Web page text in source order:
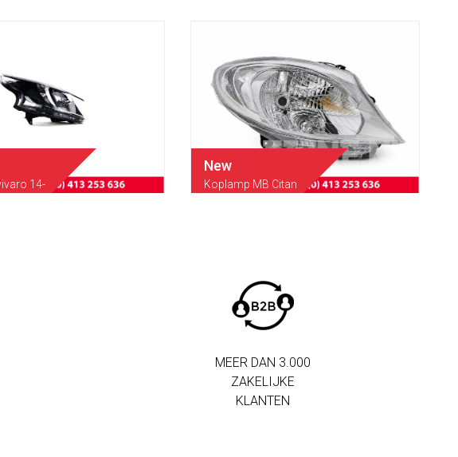
14-
New
Koplamp MB Citan
MEER DAN 3.000
ZAKELIJKE
KLANTEN